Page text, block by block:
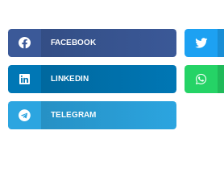
FACEBOOK
LINKEDIN
TELEGRAM